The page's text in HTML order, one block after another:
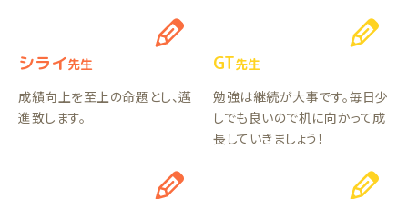
シライ先生
成績向上を至上の命題とし、邁
進致します。
GT先生
勉強は継続が大事です。毎日少
しでも良いので机に向かって成
長していきましょう！